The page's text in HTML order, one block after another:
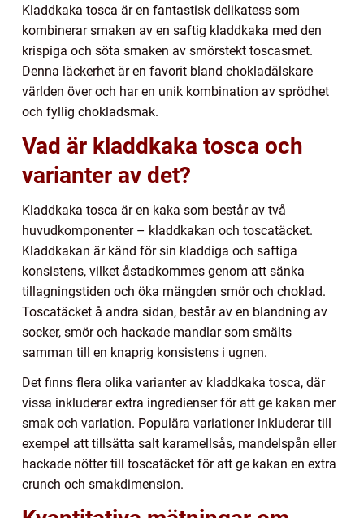
Kladdkaka tosca är en fantastisk delikatess som
kombinerar smaken av en saftig kladdkaka med den
krispiga och söta smaken av smörstekt toscasmet.
Denna läckerhet är en favorit bland chokladälskare
världen över och har en unik kombination av sprödhet
och fyllig chokladsmak.
Vad är kladdkaka tosca och
varianter av det?
Kladdkaka tosca är en kaka som består av två
huvudkomponenter – kladdkakan och toscatäcket.
Kladdkakan är känd för sin kladdiga och saftiga
konsistens, vilket åstadkommes genom att sänka
tillagningstiden och öka mängden smör och choklad.
Toscatäcket å andra sidan, består av en blandning av
socker, smör och hackade mandlar som smälts
samman till en knaprig konsistens i ugnen.
Det finns flera olika varianter av kladdkaka tosca, där
vissa inkluderar extra ingredienser för att ge kakan mer
smak och variation. Populära variationer inkluderar till
exempel att tillsätta salt karamellsås, mandelspån eller
hackade nötter till toscatäcket för att ge kakan en extra
crunch och smakdimension.